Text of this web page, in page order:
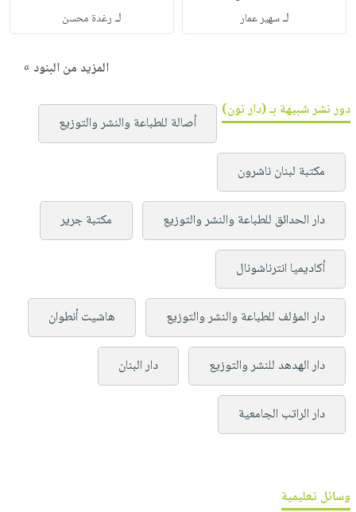
لـسهير عمار لـ رغدة محسن
المزيد من البنود »
دور نشر شبيهة بـ (دار نون)
أصالة للطباعة والنشر والتوزيع
مكتبة لبنان ناشرون
دار الحدائق للطباعة والنشر والتوزيع مكتبة جرير
أكاديميا انترناشونال
دار المؤلف للطباعة والنشر والتوزيع هاشيت أنطوان
دار الهدهد للنشر والتوزيع دار البنان
دار الراتب الجامعية
وسائل تعليمية